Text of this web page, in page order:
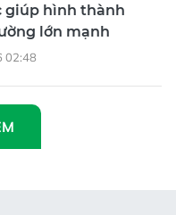
giúp hình thành
lớn mạnh
02:48